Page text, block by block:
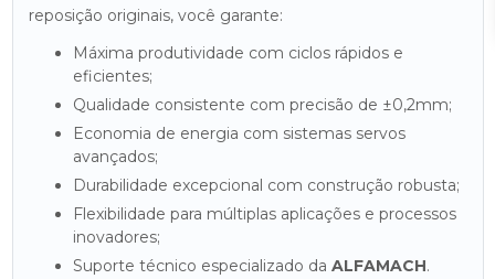
reposição originais, você garante:
Máxima produtividade com ciclos rápidos e
eficientes;
Qualidade consistente com precisão de ±0,2mm;
Economia de energia com sistemas servos
avançados;
Durabilidade excepcional com construção robusta;
Flexibilidade para múltiplas aplicações e processos
inovadores;
Suporte técnico especializado da ALFAMACH.